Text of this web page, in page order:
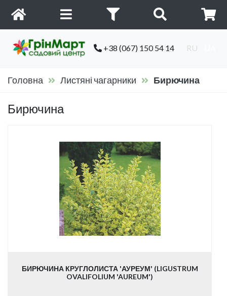
+38 (067) 150 54 14 RU
Головна Листяні чагарники Бирючина
Бирючина
БИРЮЧИНА КРУГЛОЛИСТА 'АУРЕУМ' (LIGUSTRUM
OVALIFOLIUM 'AUREUM')